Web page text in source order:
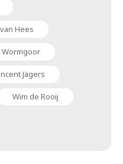
Hees
Wormgoor
Jägers
Wim de Rooij